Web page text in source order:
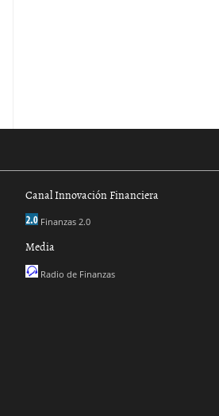
Canal Innovación Financiera
Finanzas 2.0
Media
Radio de Finanzas